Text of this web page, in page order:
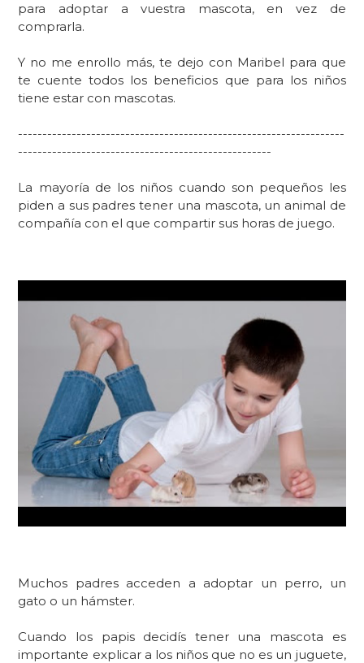
para adoptar a vuestra mascota, en vez de
comprarla.
Y no me enrollo más, te dejo con Maribel para que
te cuentetodos los beneficios que para los niños
tiene estar con mascotas.
-------------------------------------------------------------------
----------------------------------------------------
La mayoría de los niños cuando son pequeños les
piden a sus padres tener una mascota, un animal de
compañía con el que compartir sus horas de juego.
Muchos padres acceden a adoptar un perro, un
gato o un hámster.
Cuando los papis decidís tener una mascota es
importante explicar a los niños que no es un juguete,